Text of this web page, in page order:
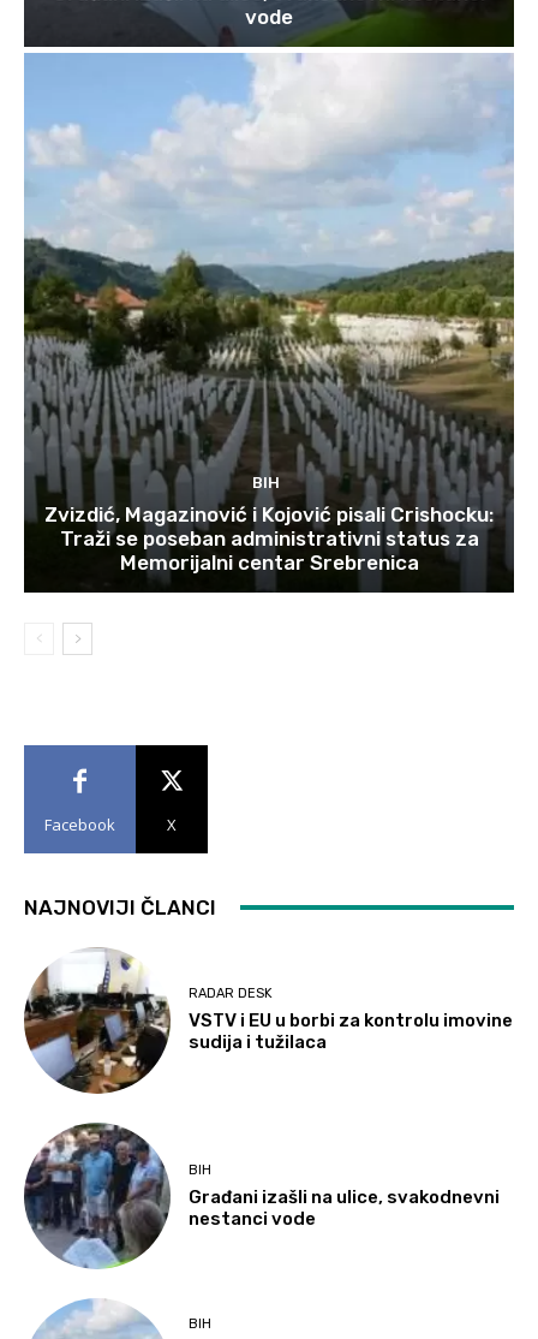
vode
BIH
Zvizdić, Magazinović i Kojović pisali Crishocku:
Traži se poseban administrativni status za
Memorijalni centar Srebrenica
Facebook X
NAJNOVIJI ČLANCI
RADAR DESK
VSTV i EU u borbi za kontrolu imovine
sudija i tužilaca
BIH
Građani izašli na ulice, svakodnevni
nestanci vode
BIH